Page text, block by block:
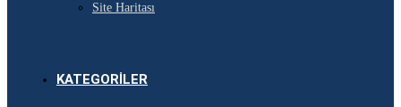
Site Haritası
KATEGORILER